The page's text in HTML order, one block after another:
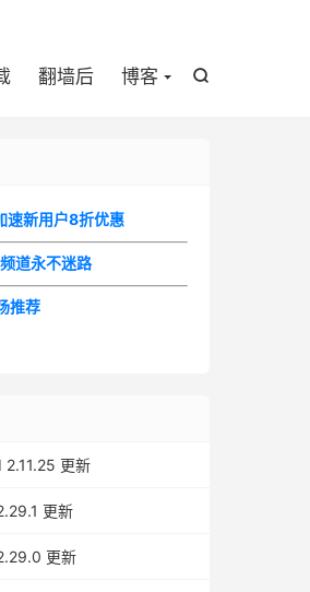

翻墙后 博客
新用户8折优惠
道永不迷路
推荐
更新
更新
更新